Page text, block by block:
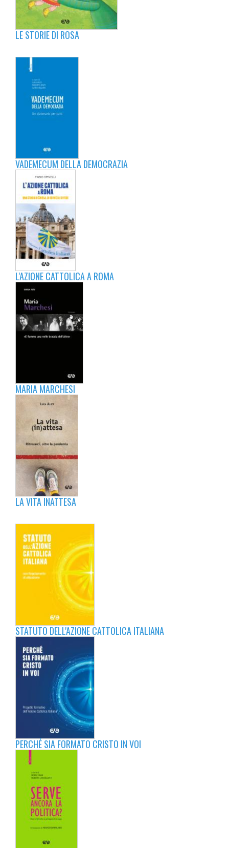
LE STORIE DI ROSA
VADEMECUM DELLA DEMOCRAZIA
L'AZIONE CATTOLICA A ROMA
MARIA MARCHESI
LA VITA INATTESA
STATUTO DELL'AZIONE CATTOLICA ITALIANA
PERCHÉ SIA FORMATO CRISTO IN VOI